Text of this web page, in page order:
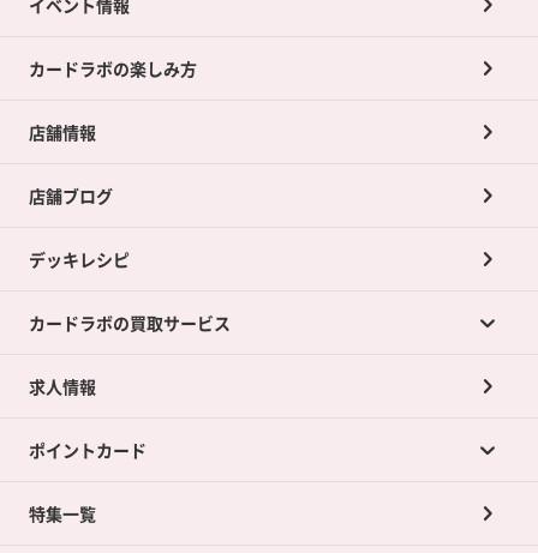
カードラボの楽しみ方
店舗情報
店舗ブログ
デッキレシピ
カードラボの買取サービス
カードラボの買取サービスTOP
店舗買取について
ネット買取について
求人情報
ポイントカード
ポイントカードTOP
特集一覧